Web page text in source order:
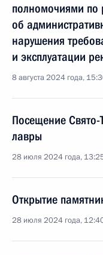
полномочиями по
об
нарушения
и эксплуатации
8 августа 2024 года,
Посещение
лавры
28 июля 2024 года,
Открытие
28 июля 2024 года,